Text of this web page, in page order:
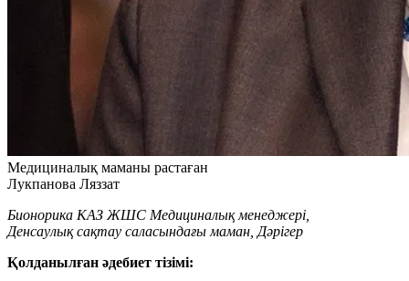
Медициналық маманы растаған
Лукпанова Ляззат
Бионорика КАЗ ЖШС Медициналық менеджері,
Денсаулық сақтау саласындағы маман, Дәрігер
Қолданылған әдебиет тізімі: